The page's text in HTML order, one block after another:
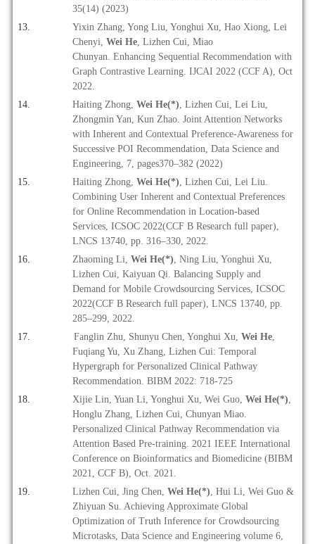
35(14) (2023)
Yixin Zhang, Yong Liu, Yonghui Xu, Hao Xiong, Lei
Chenyi, Wei He, Lizhen Cui, Miao
Chunyan. Enhancing Sequential Recommendation with
Graph Contrastive Learning. IJCAI 2022 (CCF A), Oct
2022.
Haiting Zhong, Wei He(*) , Lizhen Cui, Lei Liu,
Zhongmin Yan, Kun Zhao. Joint Attention Networks
with Inherent and Contextual Preference‑Awareness for
Successive POI Recommendation, Data Science and
Engineering, 7, pages370–382 (2022)
Haiting Zhong, Wei He(*) , Lizhen Cui, Lei Liu.
Combining User Inherent and Contextual Preferences
for Online Recommendation in Location-based
Services, ICSOC 2022(CCF B Research full paper),
LNCS 13740, pp. 316–330, 2022.
Zhaoming Li, Wei He(*) , Ning Liu, Yonghui Xu,
Lizhen Cui, Kaiyuan Qi. Balancing Supply and
Demand for Mobile Crowdsourcing Services, ICSOC
2022(CCF B Research full paper), LNCS 13740, pp.
285–299, 2022.
Fanglin Zhu, Shunyu Chen, Yonghui Xu, Wei He,
Fuqiang Yu, Xu Zhang, Lizhen Cui: Temporal
Hypergraph for Personalized Clinical Pathway
Recommendation. BIBM 2022: 718-725
Xijie Lin, Yuan Li, Yonghui Xu, Wei Guo, Wei He(*)
Honglu Zhang, Lizhen Cui, Chunyan Miao.
Personalized Clinical Pathway Recommendation via
Attention Based Pre-training. 2021 IEEE International
Conference on Bioinformatics and Biomedicine (BIBM
2021, CCF B), Oct. 2021.
Lizhen Cui, Jing Chen, Wei He(*) , Hui Li, Wei Guo &
Zhiyuan Su. Achieving Approximate Global
Optimization of Truth Inference for Crowdsourcing
Microtasks, Data Science and Engineering volume 6,